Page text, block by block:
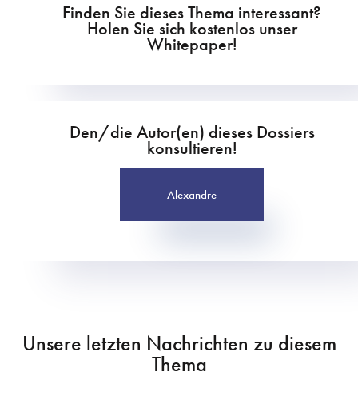
Finden Sie dieses Thema interessant?
Holen Sie sich kostenlos unser
Whitepaper!
Den/die Autor(en) dieses Dossiers
konsultieren!
Alexandre
Unsere letzten Nachrichten zu diesem
Thema